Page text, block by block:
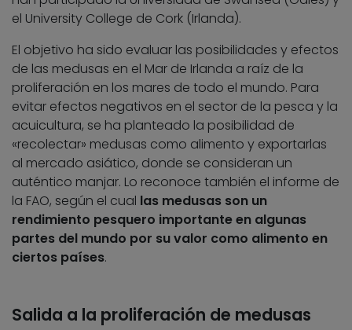
el University College de Cork (Irlanda).
El objetivo ha sido evaluar las posibilidades y efectos
de las medusas en el Mar de Irlanda a raíz de la
proliferación en los mares de todo el mundo. Para
evitar efectos negativos en el sector de la pesca y la
acuicultura, se ha planteado la posibilidad de
«recolectar» medusas como alimento y exportarlas
al mercado asiático, donde se consideran un
auténtico manjar. Lo reconoce también el informe de
la FAO, según el cual las medusas son un
rendimiento pesquero importante en algunas
partes del mundo por su valor como alimento en
ciertos países.
Salida a la proliferación de medusas